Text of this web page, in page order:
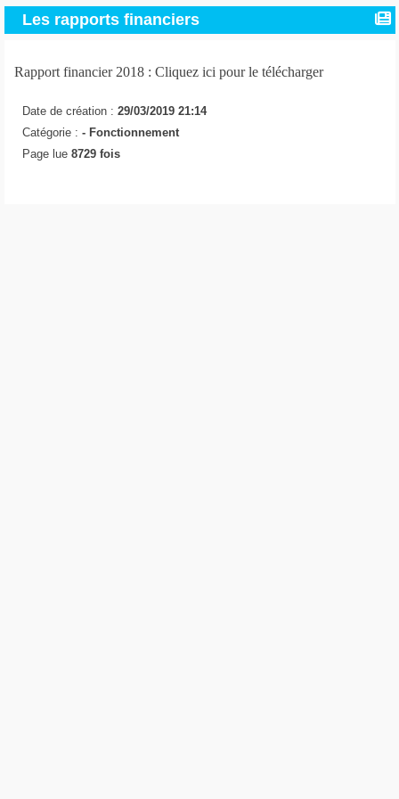
Les rapports financiers
Rapport financier 2018 : Cliquez ici pour le télécharger
Date de création : 29/03/2019 21:14
Catégorie : - Fonctionnement
Page lue 8729 fois